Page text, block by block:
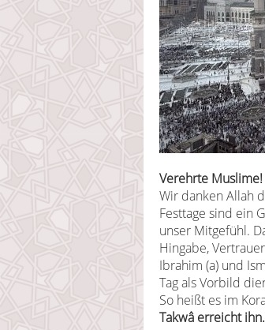
Verehrte Muslime!
Wir danken Allah
Festtage sind ein
unser Mitgefühl.
Hingabe,
Ibrahim (a) und
Tag als Vorbild
So heißt es im
Takwâ erreicht ihn.